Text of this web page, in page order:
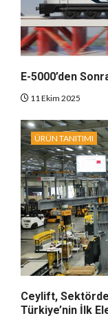
E-5000’den
11 Ekim 2025
ÜRÜN TANITIMI
Ceylift,
Türkiye’nin İlk